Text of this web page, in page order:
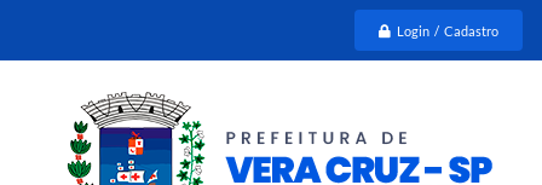
Login / Cadastro